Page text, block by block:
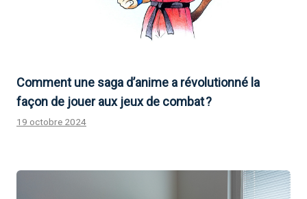
Comment une saga d’anime a révolutionné la
façon de jouer aux jeux de combat ?
19 octobre 2024